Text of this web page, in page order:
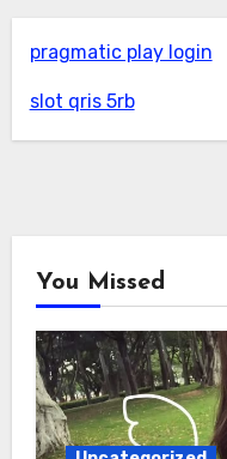
pragmatic play login
slot qris 5rb
You Missed